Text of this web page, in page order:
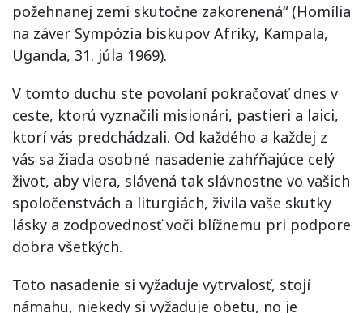
požehnanej zemi skutočne zakorenená“ (Homília
na záver Sympózia biskupov Afriky, Kampala,
Uganda, 31. júla 1969).
V tomto duchu ste povolaní pokračovať dnes v
ceste, ktorú vyznačili misionári, pastieri a laici,
ktorí vás predchádzali. Od každého a každej z
vás sa žiada osobné nasadenie zahŕňajúce celý
život, aby viera, slávená tak slávnostne vo vašich
spoločenstvách a liturgiách, živila vaše skutky
lásky a zodpovednosť voči blížnemu pri podpore
dobra všetkých.
Toto nasadenie si vyžaduje vytrvalosť, stojí
námahu, niekedy si vyžaduje obetu, no je